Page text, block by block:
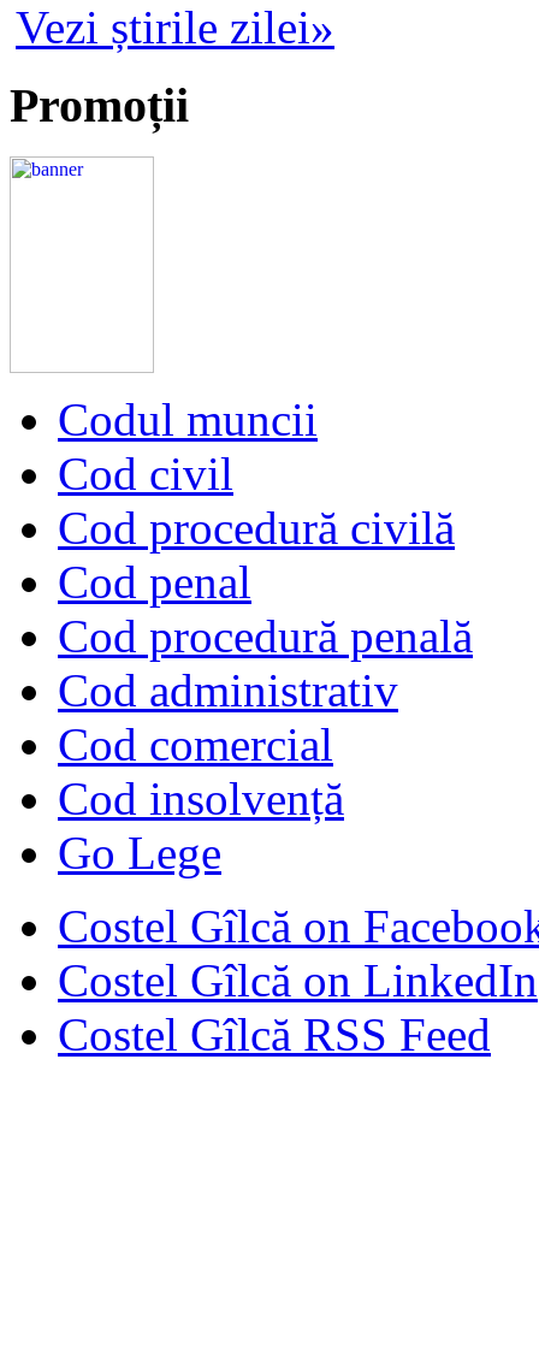
Vezi știrile zilei»
Promoții
Codul muncii
Cod civil
Cod procedură civilă
Cod penal
Cod procedură penală
Cod administrativ
Cod comercial
Cod insolvență
Go Lege
Costel Gîlcă on
Costel Gîlcă on LinkedIn
Costel Gîlcă RSS Feed